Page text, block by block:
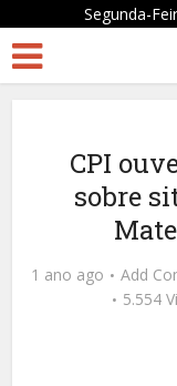
Segunda-
CPI
sobre
1 ano ago Add
5.554